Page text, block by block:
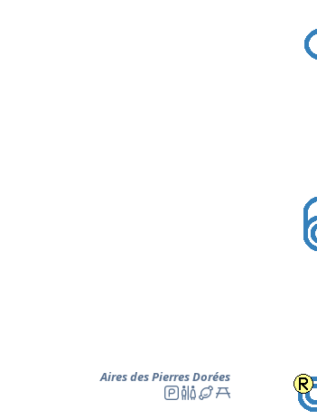
Aires des Pierres Dorées